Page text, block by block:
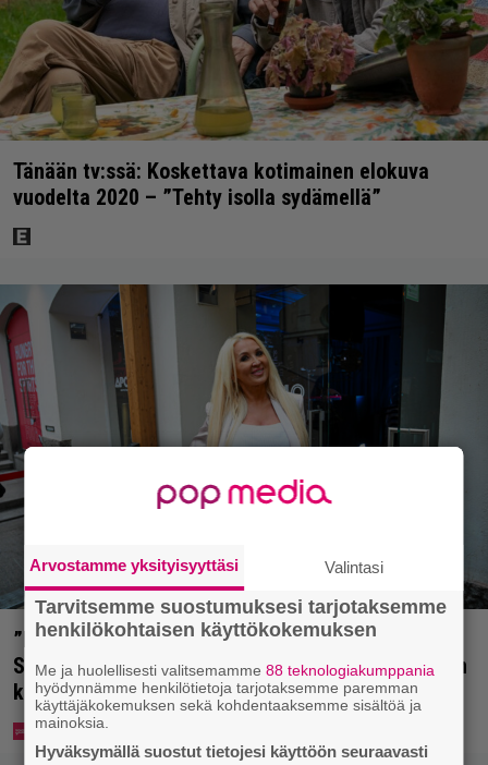
Tänään tv:ssä: Koskettava kotimainen elokuva
vuodelta 2020 – ”Tehty isolla sydämellä”
”Mitä isompi vehje, sen paremmin kulkee” –
Susanna Penttilä suuntasi Bangbussinsa Helsingin
keskustaan
Arvostamme yksityisyyttäsi Valintasi
Tarvitsemme suostumuksesi tarjotaksemme
henkilökohtaisen käyttökokemuksen
Me ja huolellisesti valitsemamme88 teknologiakumppania
hyödynnämme henkilötietoja tarjotaksemme paremman
käyttäjäkokemuksen sekä kohdentaaksemme sisältöä ja
mainoksia.
Hyväksymällä suostut tietojesi käyttöön seuraavasti